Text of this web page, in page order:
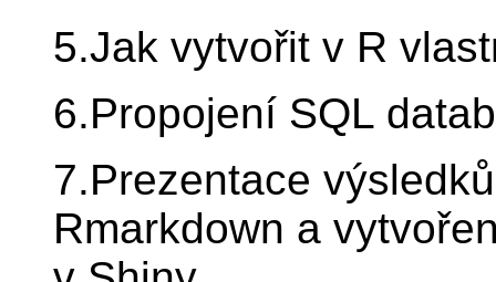
5.Jak vytvořit v R
6.Propojení SQL
7.Prezentace
Rmarkdown a